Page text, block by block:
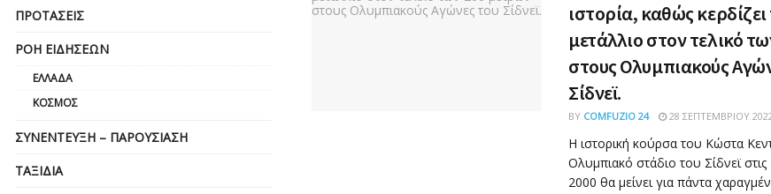
ιστορία, καθώς
μετάλλιο στον τελικό
στους Ολυμπιακούς
Σίδνεϊ.
BY COMFUZIO 24 28 ΣΕΠΤΕΜΒΡΊΟΥ
Η ιστορική κούρσα του Κώστα
Ολυμπιακό στάδιο του Σίδνεϊ
2000 θα μείνει για πάντα
ΠΡΟΤΆΣΕΙΣ
ΡΟΉ ΕΙΔΉΣΕΩΝ
ΕΛΛΆΔΑ
ΚΌΣΜΟΣ
ΣΥΝΈΝΤΕΥΞΗ – ΠΑΡΟΥΣΊΑΣΗ
ΤΑΞΊΔΙΑ